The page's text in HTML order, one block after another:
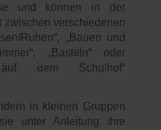
und können in der
verschiedenen
Ruhen“, „Bauen und
„Basteln“ oder
auf dem Schulhof“
in kleinen Gruppen
unter Anleitung ihre